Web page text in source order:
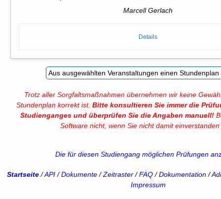
Marcell Gerlach
Details
Trotz aller Sorgfaltsmaßnahmen übernehmen wir keine
Stundenplan korrekt ist. Bitte konsultieren Sie immer die
Studienganges und überprüfen Sie die Angaben manuell!
Software nicht, wenn Sie nicht damit einverstanden
Die für diesen Studiengang möglichen Prüfungen
Startseite/API/Dokumente/Zeitraster/FAQ/Dokumentation/
Impressum